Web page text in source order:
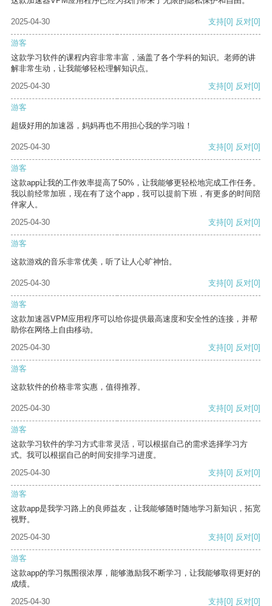
2025-04-30 支持[0] 反对[0]
游客
这款学习软件的课程内容非常丰富，涵盖了各个学科的知识。老师的讲
解非常生动，让我能够轻松理解知识点。
2025-04-30
支持[0] 反对[0]
游客
超级好用的加速器，妈妈再也不用担心我的学习啦！
2025-04-30 支持[0] 反对[0]
游客
这款app让我的工作效率提高了50%，让我能够更轻松地完成工作任务。
我以前经常加班，现在有了这个app，我可以提前下班，有更多的时间陪
伴家人。
2025-04-30
支持[0] 反对[0]
游客
这款游戏的音乐非常优美，听了让人心旷神怡。
2025-04-30 支持[0] 反对[0]
游客
这款加速器VPM应用程序可以给你提供最高速度和安全性的连接，并帮
助你在网络上自由移动。
2025-04-30
支持[0] 反对[0]
游客
这款软件的价格非常实惠，值得推荐。
2025-04-30 支持[0] 反对[0]
游客
这款学习软件的学习方式非常灵活，可以根据自己的需求选择学习方
式。我可以根据自己的时间安排学习进度。
2025-04-30
支持[0] 反对[0]
游客
这款app是我学习路上的良师益友，让我能够随时随地学习新知识，拓宽
视野。
2025-04-30
支持[0] 反对[0]
游客
这款app的学习氛围很浓厚，能够激励我不断学习，让我能够取得更好的
成绩。
2025-04-30
支持[0] 反对[0]